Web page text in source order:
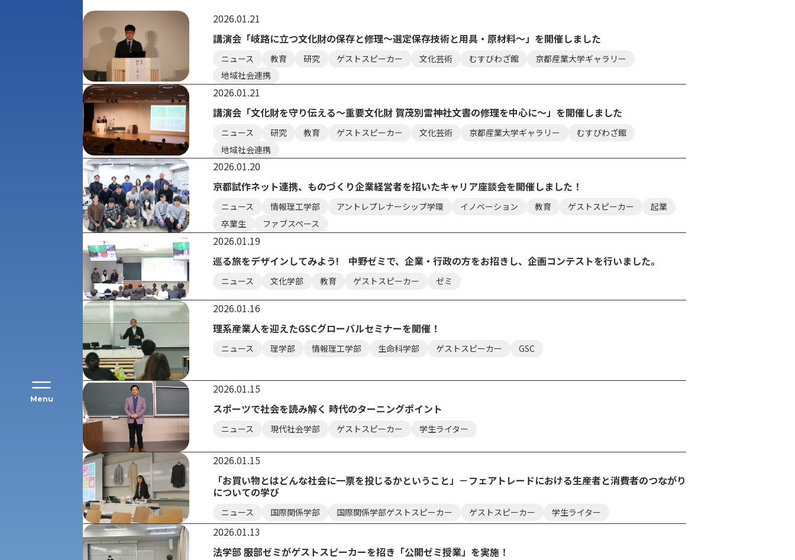
Menu
アクセス 資料請求 お問い合わせ
一般選抜入試［中期日程］
共通テスト利用入試[前期][後期]
専門学科等対象公募推薦入試
キャンパス・施設の見学について
2026.01.21
講演会「岐路に立つ文化財の保存と修理～選定保存技術と用具・原材料～」を開催しました
ニュース 教育 研究 ゲストスピーカー 文化芸術 むすびわざ館
京都産業大学ギャラリー
地域社会連携
2026.01.21
講演会「文化財を守り伝える～重要文化財 賀茂別雷神社文書の修理を中心に～」を開催しました
ニュース 研究 教育 ゲストスピーカー 文化芸術 京都産業大学ギャラリー
むすびわざ館
地域社会連携
2026.01.20
京都試作ネット連携、ものづくり企業経営者を招いたキャリア座談会を開催しました！
ニュース 情報理工学部 アントレプレナーシップ学環 イノベーション 教育 ゲストスピーカー
起業
卒業生
ファブスペース
2026.01.19
巡る旅をデザインしてみよう! 中野ゼミで、企業・行政の方をお招きし、企画コンテストを行いました。
ニュース 文化学部 教育 ゲストスピーカー ゼミ
2026.01.16
理系産業人を迎えたGSCグローバルセミナーを開催！
ニュース 理学部 情報理工学部 生命科学部 ゲストスピーカー GSC
2026.01.15
スポーツで社会を読み解く 時代のターニングポイント
ニュース 現代社会学部 ゲストスピーカー 学生ライター
2026.01.15
「お買い物とはどんな社会に一票を投じるかということ」－フェアトレードにおける生産者と消費者のつながり
についての学び
ニュース 国際関係学部 国際関係学部ゲストスピーカー ゲストスピーカー 学生ライター
2026.01.13
法学部 服部ゼミがゲストスピーカーを招き「公開ゼミ授業」を実施！